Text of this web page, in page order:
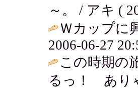
～。 / アキ (
Ｗカップに
2006-06-27
この時期の
るっ！ あり